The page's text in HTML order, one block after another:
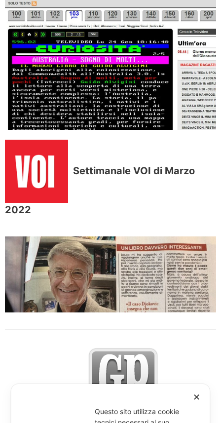
Settimanale VOI di Marzo
2022
✕
Questo sito utilizza cookie